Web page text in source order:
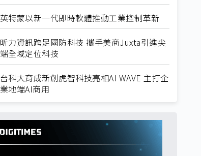
英特蒙以新一代即時軟體推動工業控制革新
昕力資訊跨足國防科技 攜手美商Juxta引進尖
端全域定位科技
台科大育成新創虎智科技亮相AI WAVE 主打企
業地端AI商用